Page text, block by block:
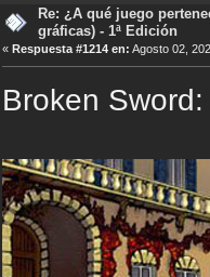
Re: ¿A qué juego
gráficas) - 1ª Edición
« Respuesta #1214 en: Agosto 02,
Broken